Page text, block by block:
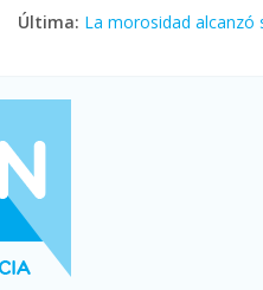
Última: La morosidad alcanzó